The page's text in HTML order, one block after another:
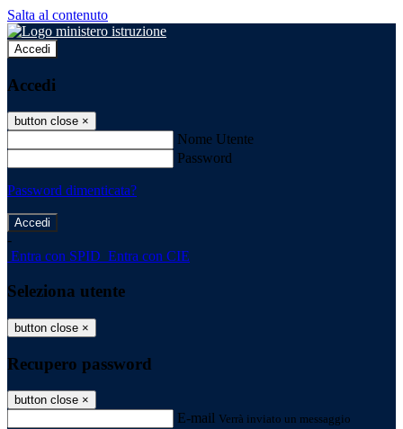
Salta al contenuto
Accedi
Accedi
button close ×
Nome Utente
Password
Password dimenticata?
-
Entra con SPID Entra con CIE
Seleziona utente
button close ×
Recupero password
button close ×
E-mail Verrà inviato un messaggio